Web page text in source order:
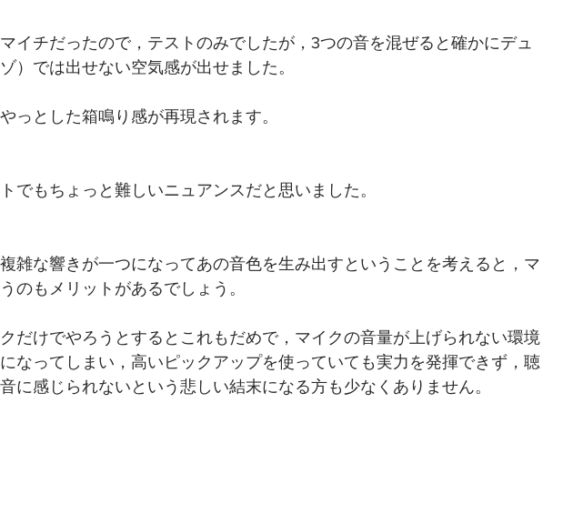
イチだったので，テストのみでしたが，3つの音を混ぜると確かにデュ
）では出せない空気感が出せました。
っとした箱鳴り感が再現されます。
でもちょっと難しいニュアンスだと思いました。
雑な響きが一つになってあの音色を生み出すということを考えると，マ
のもメリットがあるでしょう。
だけでやろうとするとこれもだめで，マイクの音量が上げられない環境
なってしまい，高いピックアップを使っていても実力を発揮できず，聴
に感じられないという悲しい結末になる方も少なくありません。